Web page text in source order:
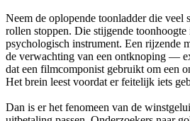
Neem de oplopende toonladder die veel
rollen stoppen. Die stijgende toonhoogte
psychologisch instrument. Een rijzende
de verwachting van een ontknoping —
dat een filmcomponist gebruikt om een
Het brein leest voordat er feitelijk iets
Dan is er het fenomeen van de